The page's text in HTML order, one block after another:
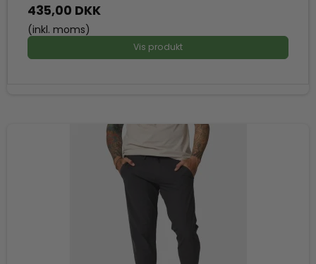
435,00 DKK
(inkl. moms)
Vis produkt